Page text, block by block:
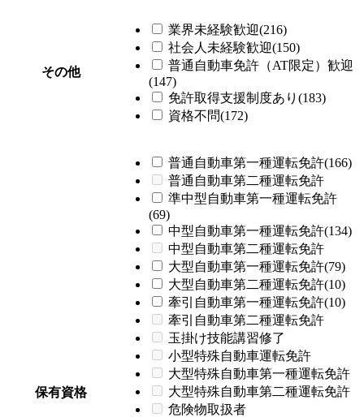
その他
業界未経験歓迎(216)
社会人未経験歓迎(150)
普通自動車免許（AT限定）歓迎
(147)
免許取得支援制度あり(183)
資格不問(172)
保有資格
普通自動車第一種運転免許(166)
普通自動車第二種運転免許
準中型自動車第一種運転免許
(69)
中型自動車第一種運転免許(134)
中型自動車第二種運転免許
大型自動車第一種運転免許(79)
大型自動車第二種運転免許(10)
牽引自動車第一種運転免許(10)
牽引自動車第二種運転免許
玉掛け技能講習修了
小型特殊自動車運転免許
大型特殊自動車第一種運転免許
大型特殊自動車第二種運転免許
危険物取扱者